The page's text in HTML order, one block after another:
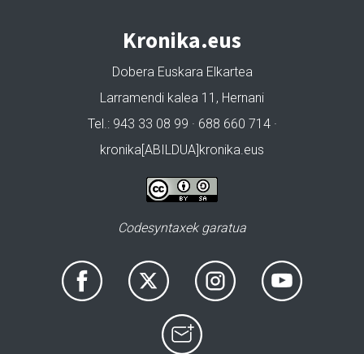
Kronika.eus
Dobera Euskara Elkartea
Larramendi kalea 11, Hernani
Tel.: 943 33 08 99 · 688 660 714 ·
kronika[ABILDUA]kronika.eus
Codesyntaxek garatua